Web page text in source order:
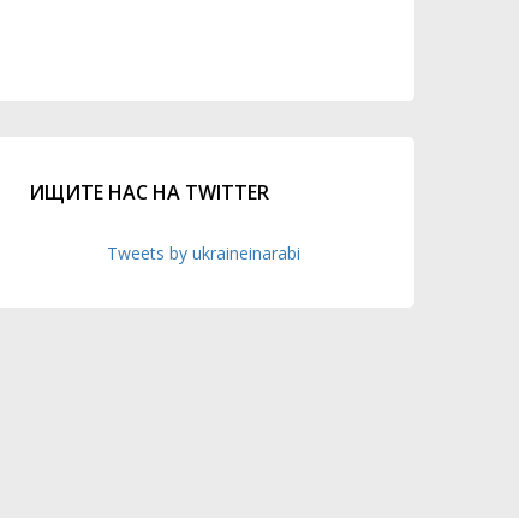
ИЩИТЕ НАС НА TWITTER
Tweets by ukraineinarabi